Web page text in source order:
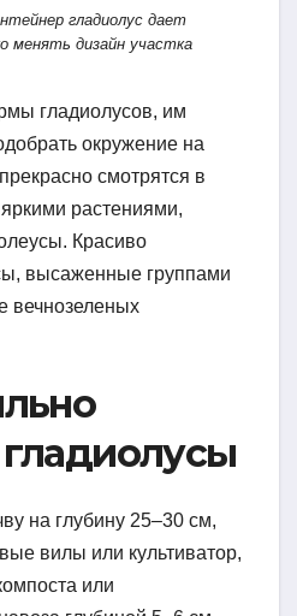
гладиолус дает
менять дизайн участка
гладиолусов, им
окружение на
смотрятся в
растениями,
Красиво
высаженные группами
вечнозеленых
на глубину 25–30 см,
вилы или культиватор,
или